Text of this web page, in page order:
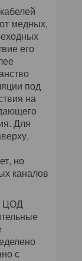
медных,
его
под
на
Для
но
каналов
ЦОД
с